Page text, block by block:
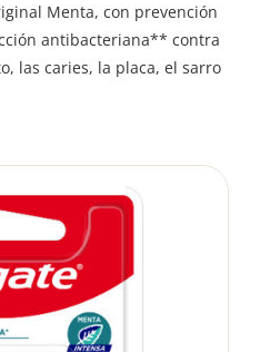
Menta, con prevención
antibacteriana** contra
las caries, la placa, el sarro